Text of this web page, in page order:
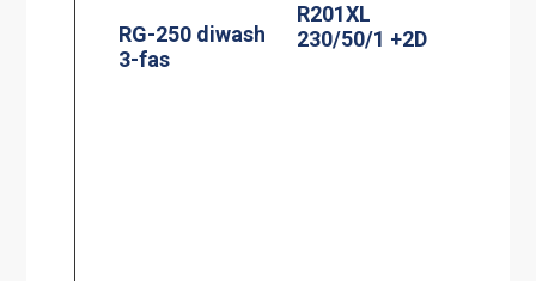
RG-250 diwash
3-fas
R201XL
230/50/1 +2D